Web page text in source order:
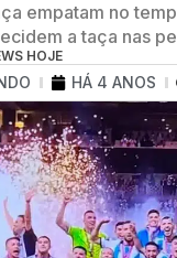
empatam no
a taça nas
HOJE
HÁ 4 ANOS